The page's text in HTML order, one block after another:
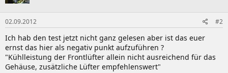
02.09.2012 #2
Ich hab den test jetzt nicht ganz gelesen aber ist das euer
ernst das hier als negativ punkt aufzuführen ?
"Kühlleistung der Frontlüfter allein nicht ausreichend für das
Gehäuse, zusätzliche Lüfter empfehlenswert"